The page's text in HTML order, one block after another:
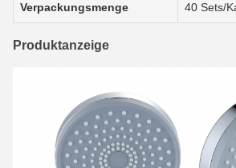
Verpackungsmenge 40 Sets/
Produktanzeige